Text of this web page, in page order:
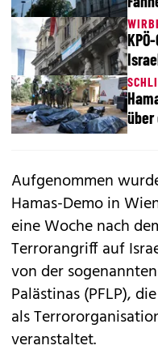
über
Aufgenommen
Hamas-Demo in
eine Woche nach
Terrorangriff auf
von der
Palästinas (PFLP),
als
veranstaltet.